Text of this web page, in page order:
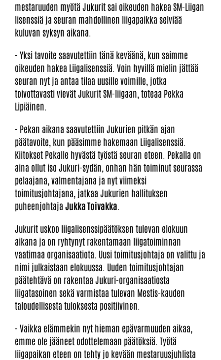
mestaruuden myötä Jukurit sai oikeuden hakea SM-Liigan
lisenssiä ja seuran mahdollinen liigapaikka selviää
kuluvan syksyn aikana.
- Yksi tavoite saavutettiin tänä keväänä, kun saimme
oikeuden hakea Liigalisenssiä. Voin hyvillä mielin jättää
seuran nyt ja antaa tilaa uusille voimille, jotka
toivottavasti vievät Jukurit SM-liigaan, toteaa Pekka
Lipiäinen.
- Pekan aikana saavutettiin Jukurien pitkän ajan
päätavoite, kun pääsimme hakemaan Liigalisenssiä.
Kiitokset Pekalle hyvästä työstä seuran eteen. Pekalla on
aina ollut iso Jukuri-sydän, onhan hän toiminut seurassa
pelaajana, valmentajana ja nyt viimeksi
toimitusjohtajana, jatkaa Jukurien hallituksen
puheenjohtaja Jukka Toivakka
Jukurit uskoo liigalisenssipäätöksen tulevan elokuun
aikana ja on ryhtynyt rakentamaan liigatoiminnan
vaatimaa organisaatiota. Uusi toimitusjohtaja on valittu ja
nimi julkaistaan elokuussa. Uuden toimitusjohtajan
päätehtävä on rakentaa Jukuri-organisaatiosta
liigatasoinen sekä varmistaa tulevan Mestis-kauden
taloudellisesta tuloksesta positiivinen.
- Vaikka elämmekin nyt hieman epävarmuuden aikaa,
emme ole jääneet odottelemaan päätöksiä. Työtä
liigapaikan eteen on tehty jo kevään mestaruusjuhlista